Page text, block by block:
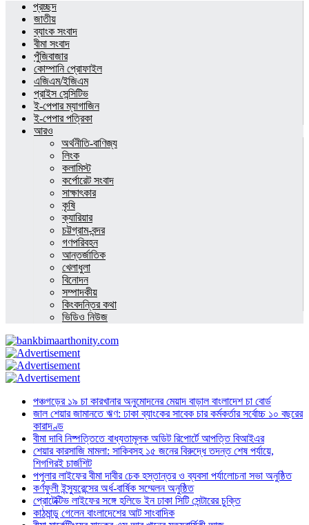
প্রচ্ছদ
জাতীয়
ব্যাংক সংবাদ
বীমা সংবাদ
পুঁজিবাজার
কোম্পানি প্রোফাইল
এজিএম/ইজিএম
প্রাইস সেন্সিটিভ
ই-পেপার ম্যাগাজিন
ই-পেপার পত্রিকা
আরও
অর্থনীতি-বাণিজ্য
লিংক
কলামিস্ট
কর্পোরেট সংবাদ
সাক্ষাৎকার
কৃষি
ক্যারিয়ার
চট্টগ্রাম-বন্দর
গণপরিবহন
আন্তর্জাতিক
খেলাধুলা
বিনোদন
সম্পাদকীয়
কিংবদন্তির কথা
ভিডিও নিউজ
পঞ্চগড়ের ১৯ চা কারখানার অনুমোদনের মেয়াদ বাড়াল বাংলাদেশ চা বোর্ড
জাল শেয়ার জামানতে ঋণ: ঢাকা ব্যাংকের সাবেক চার কর্মকর্তার সর্বোচ্চ ১০ বছরের
কারাদণ্ড
বীমা দাবি নিষ্পত্তিতে বাধ্যতামূলক অডিট রিপোর্টে আপত্তি বিআইএর
শেয়ার কারসাজি মামলা: সাকিবসহ ১৫ জনের বিরুদ্ধে তদন্ত শেষ পর্যায়ে,
শিগগিরই চার্জশিট
পপুলার লাইফের বীমা দাবীর চেক হস্তান্তর ও ব্যবসা পর্যালোচনা সভা অনুষ্ঠিত
কর্ণফুলী ইন্স্যুরেন্সের অর্ধ-বার্ষিক সম্মেলন অনুষ্ঠিত
প্রোটেক্টিভ লাইফের সঙ্গে হলিডে ইন ঢাকা সিটি সেন্টারের চুক্তি
কাঠমান্ডু গেলেন বাংলাদেশের আট সাংবাদিক